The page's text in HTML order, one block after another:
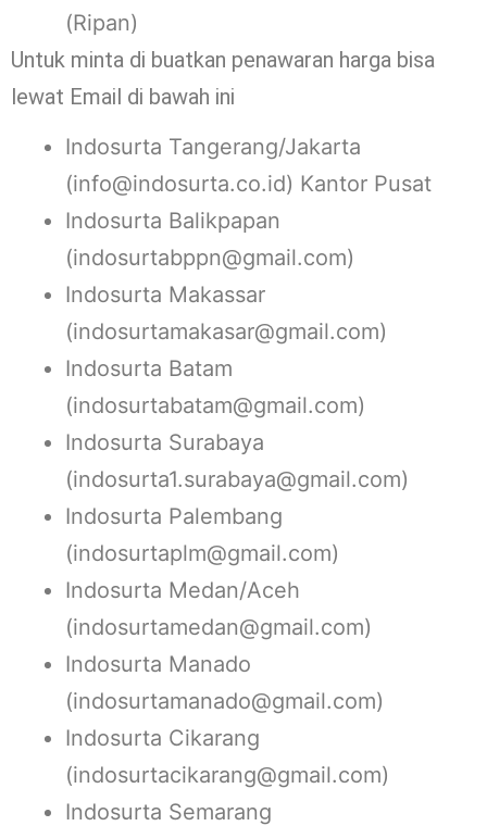
(Ripan)
Untuk minta di buatkan penawaran harga bisa
lewat Email di bawah ini
Indosurta Tangerang/Jakarta
(info@indosurta.co.id) Kantor Pusat
Indosurta Balikpapan
(indosurtabppn@gmail.com)
Indosurta Makassar
(indosurtamakasar@gmail.com)
Indosurta Batam
(indosurtabatam@gmail.com)
Indosurta Surabaya
(indosurta1.surabaya@gmail.com)
Indosurta Palembang
(indosurtaplm@gmail.com)
Indosurta Medan/Aceh
(indosurtamedan@gmail.com)
Indosurta Manado
(indosurtamanado@gmail.com)
Indosurta Cikarang
(indosurtacikarang@gmail.com)
Indosurta Semarang